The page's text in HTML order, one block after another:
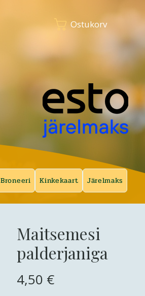
Ostukorv
Broneeri Kinkekaart Järelmaks
Maitsemesi
palderjaniga
4,50 €Price